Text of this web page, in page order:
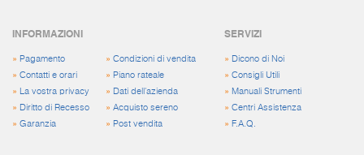
INFORMAZIONI
» Pagamento
» Contatti e orari
»
La vostra privacy
» Diritto di Recesso
» Garanzia
» Condizioni di vendita
» Piano rateale
» Dati dell'azienda
» Acquisto sereno
» Post vendita
SERVIZI
» Dicono di Noi
»Consigli Utili
» Manuali Strumenti
»Centri Assistenza
» F.A.Q.